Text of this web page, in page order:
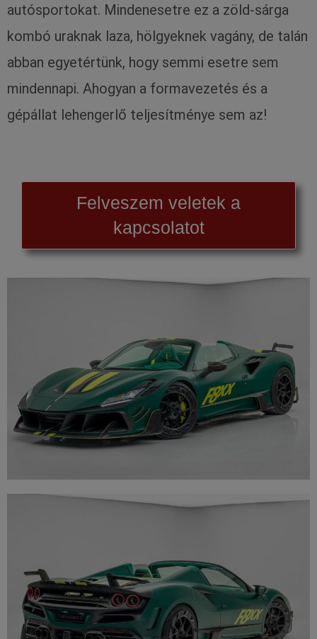
autósportokat. Mindenesetre ez a zöld-sárga
kombó uraknak laza, hölgyeknek vagány, de talán
abban egyetértünk, hogy semmi esetre sem
mindennapi. Ahogyan a formavezetés és a
gépállat lehengerlő teljesítménye sem az!
Felveszem veletek a
kapcsolatot